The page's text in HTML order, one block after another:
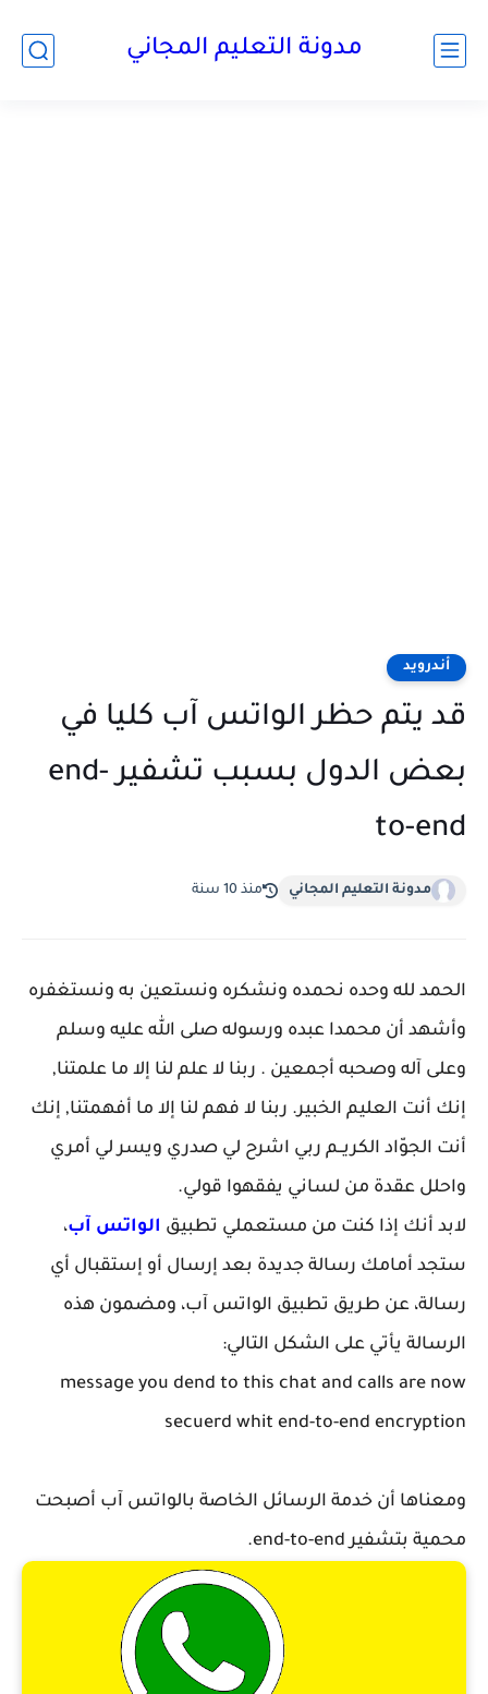
مدونة التعليم المجاني
أندرويد
قد يتم حظر الواتس آب كليا في
بعض الدول بسبب تشفير end-
to-end
مدونة التعليم المجاني منذ 10 سنة
الحمد لله وحده نحمده ونشكره ونستعين به ونستغفره
وأشهد أن محمدا عبده ورسوله صلى الله عليه وسلم
وعلى آله وصحبه أجمعين . ربنا لا علم لنا إلا ما علمتنا,
إنك أنت العليم الخبير. ربنا لا فهم لنا إلا ما أفهمتنا, إنك
أنت الجوّاد الكريــم ربي اشرح لي صدري ويسر لي أمري
واحلل عقدة من لساني يفقهوا قولي.
لابد أنك إذا كنت من مستعملي تطبيق الواتس آب،
ستجد أمامك رسالة جديدة بعد إرسال أو إستقبال أي
رسالة، عن طريق تطبيق الواتس آب، ومضمون هذه
الرسالة يأتي على الشكل التالي:
message you dend to this chat and calls are now
secuerd whit end-to-end encryption
ومعناها أن خدمة الرسائل الخاصة بالواتس آب أصبحت
محمية بتشفير end-to-end.